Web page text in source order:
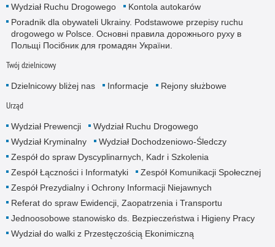
Wydział Ruchu Drogowego
Kontola autokarów
Poradnik dla obywateli Ukrainy. Podstawowe przepisy ruchu
drogowego w Polsce. Основні правила дорожнього руху в
Польщі Посібник для громадян України.
Twój dzielnicowy
Dzielnicowy bliżej nas Informacje Rejony służbowe
Urząd
Wydział Prewencji
Wydział Ruchu Drogowego
Wydział Kryminalny
Wydział Dochodzeniowo-Śledczy
Zespół do spraw Dyscyplinarnych, Kadr i Szkolenia
Zespół Łączności i Informatyki
Zespół Komunikacji Społecznej
Zespół Prezydialny i Ochrony Informacji Niejawnych
Referat do spraw Ewidencji, Zaopatrzenia i Transportu
Jednoosobowe stanowisko ds. Bezpieczeństwa i Higieny Pracy
Wydział do walki z Przestęczością Ekonimiczną